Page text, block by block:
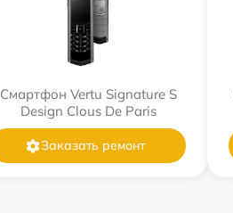
Смартфон Vertu Signature S
Design Clous De Paris
Заказать ремонт